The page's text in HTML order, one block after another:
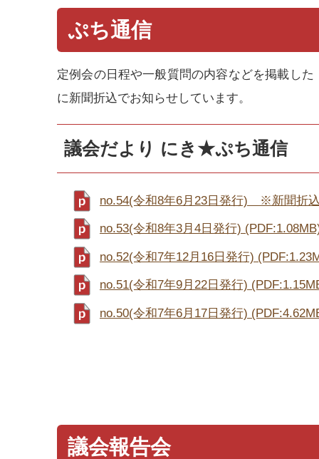
ぷち通信
定例会の日程や一般質問の内容などを掲載し
に新聞折込でお知らせしています。
議会だより にき★ぷち通信
no.54(令和8年6月23日発行) ※新聞折
no.53(令和8年3月4日発行)
no.52(令和7年12月16日発行)
no.51(令和7年9月22日発行)
no.50(令和7年6月17日発行)
議会報告会